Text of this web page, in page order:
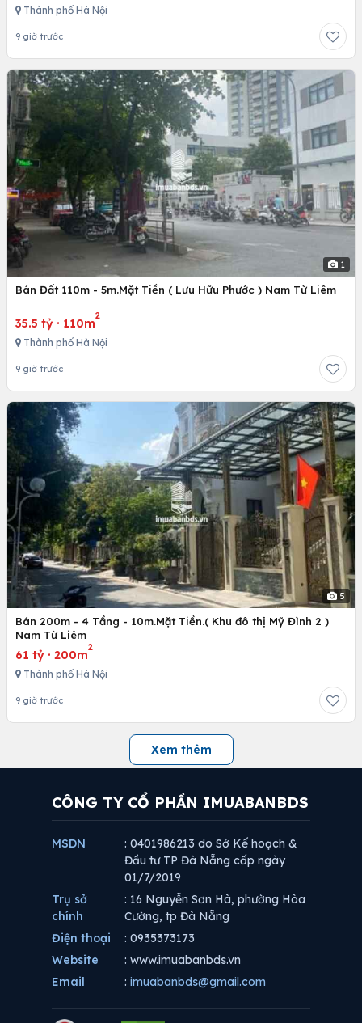
Thành phố Hà Nội
9 giờ trước
1
Bán Đất 110m - 5m.Mặt Tiền ( Lưu Hữu Phước ) Nam Từ Liêm
35.5 tỷ · 110m
2
Thành phố Hà Nội
9 giờ trước
5
Bán 200m - 4 Tầng - 10m.Mặt Tiền.( Khu đô thị Mỹ Đình 2 )
Nam Từ Liêm
61 tỷ · 200m
2
Thành phố Hà Nội
9 giờ trước
Xem thêm
CÔNG TY CỔ PHẦN IMUABANBDS
MSDN
: 0401986213 do Sở Kế hoạch &
Đầu tư TP Đà Nẵng cấp ngày
01/7/2019
Trụ sở
chính
: 16 Nguyễn Sơn Hà, phường Hòa
Cường, tp Đà Nẵng
Điện thoại
: 0935373173
Website
: www.imuabanbds.vn
Email
: imuabanbds@gmail.com